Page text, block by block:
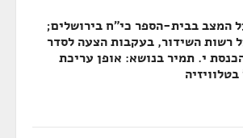
המצב בבית-הספר כי"ח בירושלים;
רשות השידור, בעקבות הצעה לסדר
י. תמיר בנושא: אופן עריכת